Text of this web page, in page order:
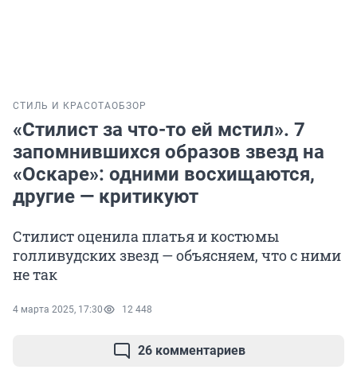
СТИЛЬ И КРАСОТАОБЗОР
«Стилист за что-то ей мстил». 7
запомнившихся образов звезд на
«Оскаре»: одними восхищаются,
другие — критикуют
Стилист оценила платья и костюмы
голливудских звезд — объясняем, что с ними
не так
4 марта 2025, 17:30 12 448
26 комментариев